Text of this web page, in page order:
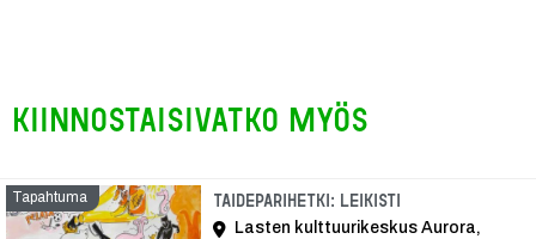
Kiinnostaisivatko myös
Tapahtuma Taideparihetki: Leikisti
Lasten kulttuurikeskus Aurora,